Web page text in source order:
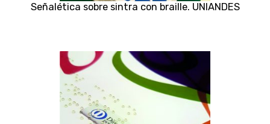
Señalética sobre sintra con braille. UNIANDES